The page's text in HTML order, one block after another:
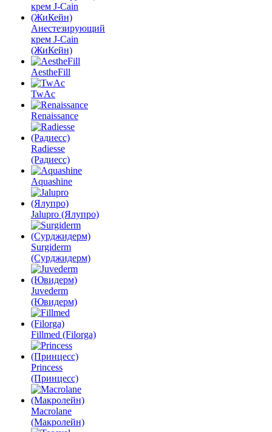
Анестезирующий
крем J-Cain
(ЖиКейн)
AestheFill
TwAc
Renaissance
Radiesse
(Радиесс)
Aquashine
Jalupro (Ялупро)
Surgiderm
(Сурджидерм)
Juvederm
(Ювидерм)
Fillmed (Filorga)
Princess
(Принцесс)
Macrolane
(Макролейн)